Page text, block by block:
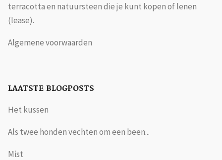
terracotta en natuursteen die je kunt kopen of lenen
(lease).
Algemene voorwaarden
LAATSTE BLOGPOSTS
Het kussen
Als twee honden vechten om een been...
Mist